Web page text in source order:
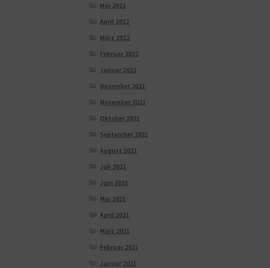
Mai 2022
April 2022
März 2022
Februar 2022
Januar 2022
Dezember 2021
November 2021
Oktober 2021
September 2021
August 2021
Juli 2021
Juni 2021
Mai 2021
April 2021
März 2021
Februar 2021
Januar 2021